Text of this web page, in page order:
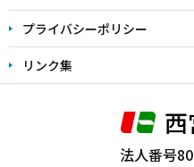
プライバシーポリシー
リンク集
法人番号